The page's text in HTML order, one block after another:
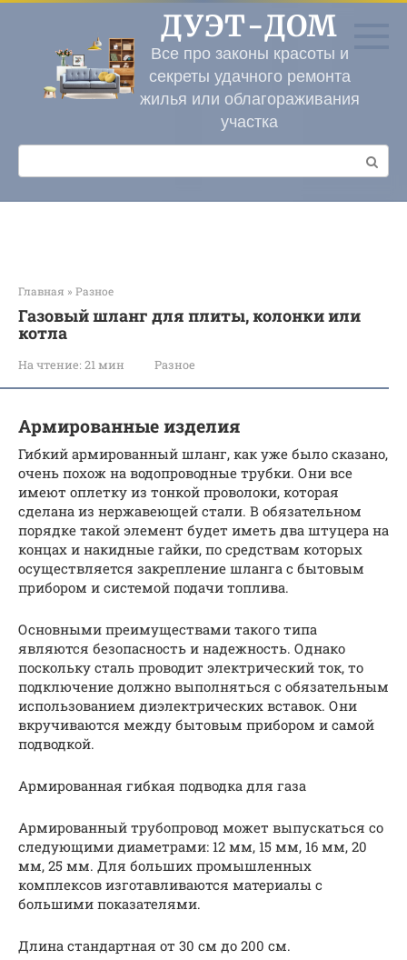
Перейти
контенту
ДУЭТ-ДОМ
Все про законы красоты и
секреты удачного ремонта
жилья или облагораживания
участка
Поиск:
Главная » Разное
Газовый шланг для плиты, колонки или
котла
На чтение: 21 мин Разное
Армированные изделия
Гибкий армированный шланг, как уже было сказано,
очень похож на водопроводные трубки. Они все
имеют оплетку из тонкой проволоки, которая
сделана из нержавеющей стали. В обязательном
порядке такой элемент будет иметь два штуцера на
концах и накидные гайки, по средствам которых
осуществляется закрепление шланга с бытовым
прибором и системой подачи топлива.
Основными преимуществами такого типа
являются безопасность и надежность. Однако
поскольку сталь проводит электрический ток, то
подключение должно выполняться с обязательным
использованием диэлектрических вставок. Они
вкручиваются между бытовым прибором и самой
подводкой.
Армированная гибкая подводка для газа
Армированный трубопровод может выпускаться со
следующими диаметрами: 12 мм, 15 мм, 16 мм, 20
мм, 25 мм. Для больших промышленных
комплексов изготавливаются материалы с
большими показателями.
Длина стандартная от 30 см до 200 см.